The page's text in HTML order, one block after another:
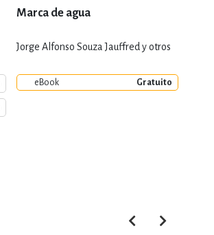
Marca de agua
Jorge Alfonso Souza Jauffred y otros
eBook Gratuito